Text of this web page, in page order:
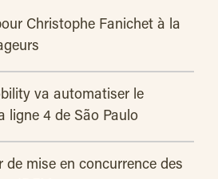
Christophe Fanichet à la
va automatiser le
ligne 4 de São Paulo
de mise en concurrence des